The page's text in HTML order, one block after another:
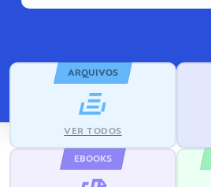
ARQUIVOS
VER TODOS
EBOOKS